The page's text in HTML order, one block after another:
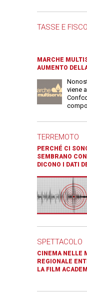
TASSE E FISCO
MARCHE
AUMENTO
viene
TERREMOTO
PERCHÉ CI
SEMBRANO
DICONO I DATI
SPETTACOLO
CINEMA NELLE
REGIONALE
LA FILM